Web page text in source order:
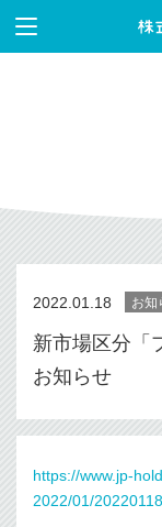
2022.01.18 お知
新市場区分「
お知らせ
https://www.jp-
2022/01/